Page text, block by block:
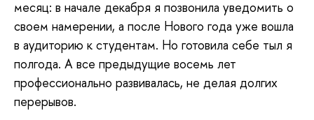
месяц: в начале декабря я позвонила уведомить о
своем намерении, а после Нового года уже вошла
в аудиторию к студентам. Но готовила себе тыл я
полгода. А все предыдущие восемь лет
профессионально развивалась, не делая долгих
перерывов.